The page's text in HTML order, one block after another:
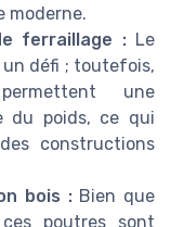
moderne.
ferraillage :Le
défi ; toutefois,
une
du poids, ce qui
constructions
bois :Bien que
poutres sont